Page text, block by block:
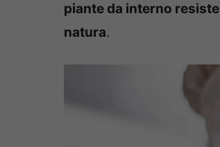
piante da interno
natura.